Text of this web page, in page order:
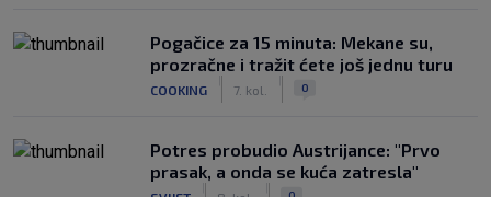
Pogačice za 15 minuta: Mekane su,
prozračne i tražit ćete još jednu turu
COOKING 7. kol. 0
Potres probudio Austrijance: "Prvo
prasak, a onda se kuća zatresla"
0